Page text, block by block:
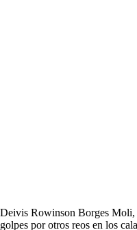
Deivis Rowinson Borges Moli,
golpes por otros reos en los